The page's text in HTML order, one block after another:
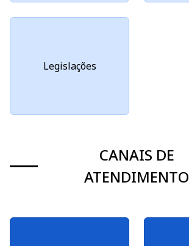
Legislações
CANAIS DE
ATENDIMENTO